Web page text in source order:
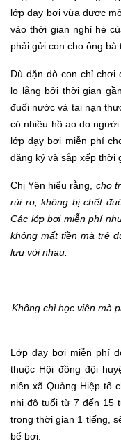
lớp dạy bơi vừa được
vào thời gian nghỉ hè
phải gửi con cho ông bà
Dù dặn dò con chỉ chơi
lo lắng bởi thời gian
đuối nước và tai nạn
có nhiều hồ ao do
lớp dạy bơi miễn phí
đăng ký và sắp xếp thời
Chị Yên hiểu rằng, cho
rủi ro, không bị chết
Các lớp bơi miễn phí
không mất tiền mà trẻ
lưu với nhau.
Không chỉ học viên mà
Lớp dạy bơi miễn phí
thuộc Hội đồng đội
niên xã Quảng Hiệp tổ
nhi độ tuổi từ 7 đến 15
trong thời gian 1 tiếng,
bể bơi.